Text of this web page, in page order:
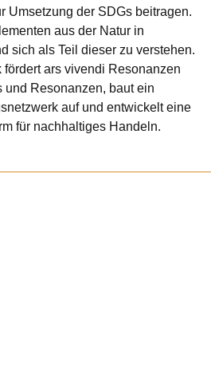
Umsetzung der SDGs beitragen.
aus der Natur in
sich als Teil dieser zu verstehen.
ars vivendi Resonanzen
Resonanzen, baut ein
auf und entwickelt eine
für nachhaltiges Handeln.